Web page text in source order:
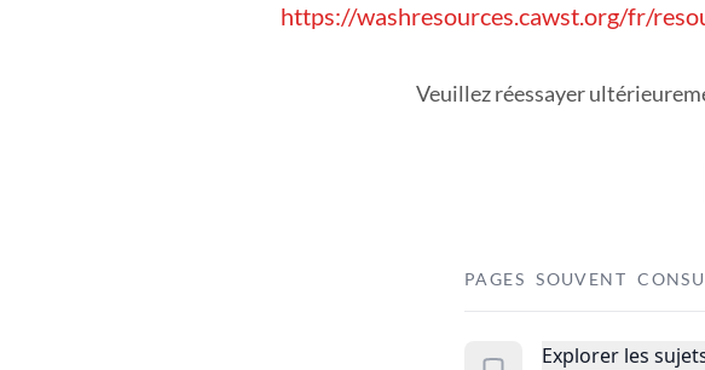
https://washresources.cawst.org/fr/
Veuillez réessayer
PAGES SOUVENT
Explorer les